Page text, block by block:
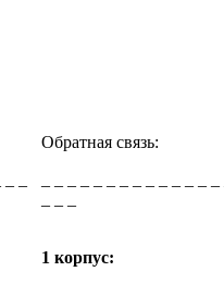
Обратная связь:
1 корпус: